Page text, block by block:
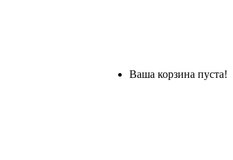
Ваша корзина пуста!